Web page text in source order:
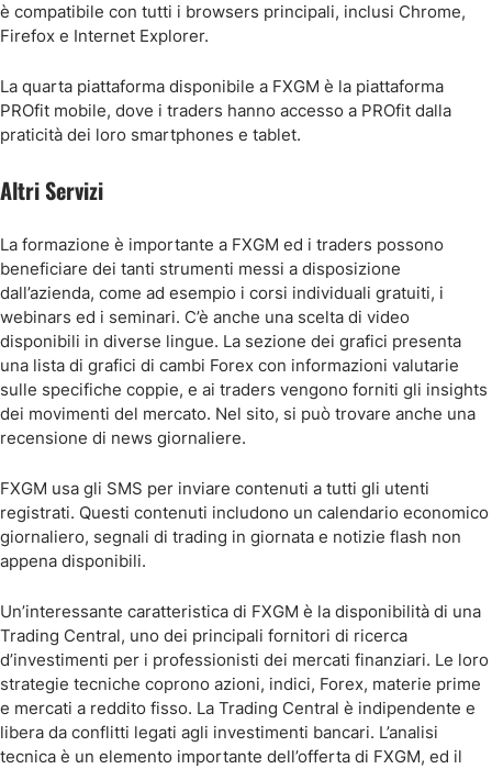
è compatibile con tutti i browsers principali, inclusi Chrome,
Firefox e Internet Explorer.
La quarta piattaforma disponibile a FXGM è la piattaforma
PROfit mobile, dove i traders hanno accesso a PROfit dalla
praticità dei loro smartphones e tablet.
Altri Servizi
La formazione è importante a FXGM ed i traders possono
beneficiare dei tanti strumenti messi a disposizione
dall’azienda, come ad esempio i corsi individuali gratuiti, i
webinars ed i seminari. C’è anche una scelta di video
disponibili in diverse lingue. La sezione dei grafici presenta
una lista di grafici di cambi Forex con informazioni valutarie
sulle specifiche coppie, e ai traders vengono forniti gli insights
dei movimenti del mercato. Nel sito, si può trovare anche una
recensione di news giornaliere.
FXGM usa gli SMS per inviare contenuti a tutti gli utenti
registrati. Questi contenuti includono un calendario economico
giornaliero, segnali di trading in giornata e notizie flash non
appena disponibili.
Un’interessante caratteristica di FXGM è la disponibilità di una
Trading Central, uno dei principali fornitori di ricerca
d’investimenti per i professionisti dei mercati finanziari. Le loro
strategie tecniche coprono azioni, indici, Forex, materie prime
e mercati a reddito fisso. La Trading Central è indipendente e
libera da conflitti legati agli investimenti bancari. L’analisi
tecnica è un elemento importante dell’offerta di FXGM, ed il